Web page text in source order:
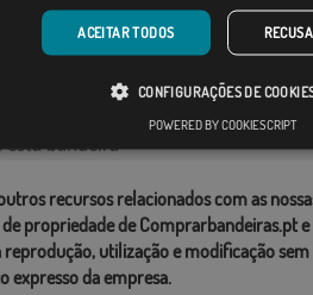
bandeira
recursos relacionados com as
de propriedade de Comprarbandeiras.pt e
reprodução, utilização e modificação sem
expresso da empresa.
ACEITAR TODOS
CONFIGURAÇÕES DE
POWERED BY COOKIESCRIPT